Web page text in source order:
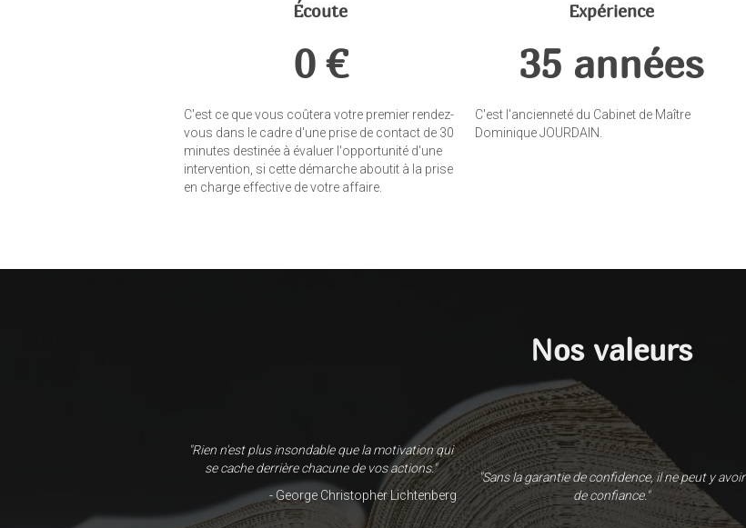
Écoute
0 €
C'est ce que vous coûtera votre premier rendez-
vous dans le cadre d'une prise de contact de 30
minutes destinée à évaluer l'opportunité d'une
intervention, si cette démarche aboutit à la prise
en charge effective de votre affaire.
Expérience
35 années
C'est l'ancienneté du Cabinet de Maître
Dominique JOURDAIN.
Nos valeurs
"Rien n'est plus insondable que la motivation qui
se cache derrière chacune de vos actions."
- George Christopher Lichtenberg
"Sans la garantie de confidence, il ne peut y avoir
de confiance."